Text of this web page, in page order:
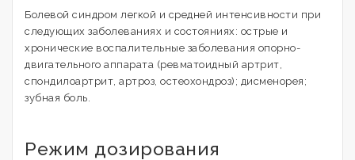
Болевой синдром легкой и средней интенсивности при
следующих заболеваниях и состояниях: острые и
хронические воспалительные заболевания опорно-
двигательного аппарата (ревматоидный артрит,
спондилоартрит, артроз, остеохондроз); дисменорея;
зубная боль.
Режим дозирования